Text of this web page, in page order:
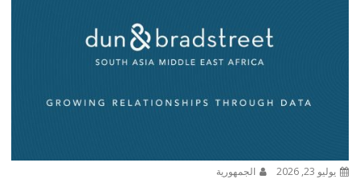
يوليو 23, 2026 الجمهورية